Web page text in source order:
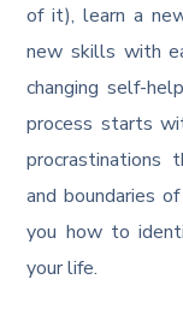
of it), learn a
new skills with
changing self-
process starts
procrastinations
and boundaries
you how to
your life.